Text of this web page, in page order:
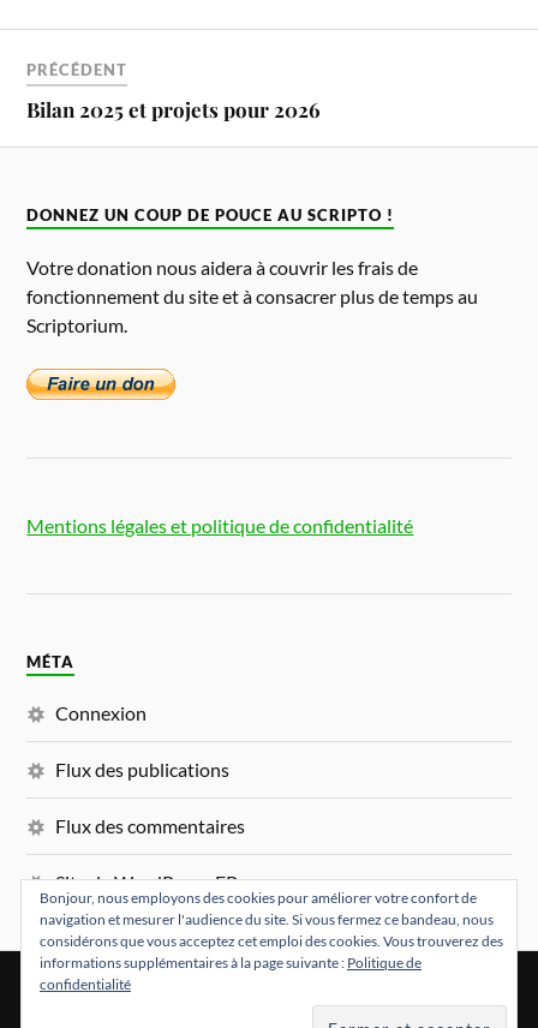
PRÉCÉDENT
Bilan 2025 et projets pour 2026
DONNEZ UN COUP DE POUCE AU SCRIPTO !
Votre donation nous aidera à couvrir les frais de
fonctionnement du site et à consacrer plus de temps au
Scriptorium.
Mentions légales et politique de confidentialité
MÉTA
Connexion
Flux des publications
Flux des commentaires
Site de WordPress-FR
WORDPRESS & THÈME PAR
Bonjour, nous employons des cookies pour améliorer votre confort de
navigation et mesurer l'audience du site. Si vous fermez ce bandeau, nous
considérons que vous acceptez cet emploi des cookies. Vous trouverez des
informations supplémentaires à la page suivante : Politique de
confidentialité